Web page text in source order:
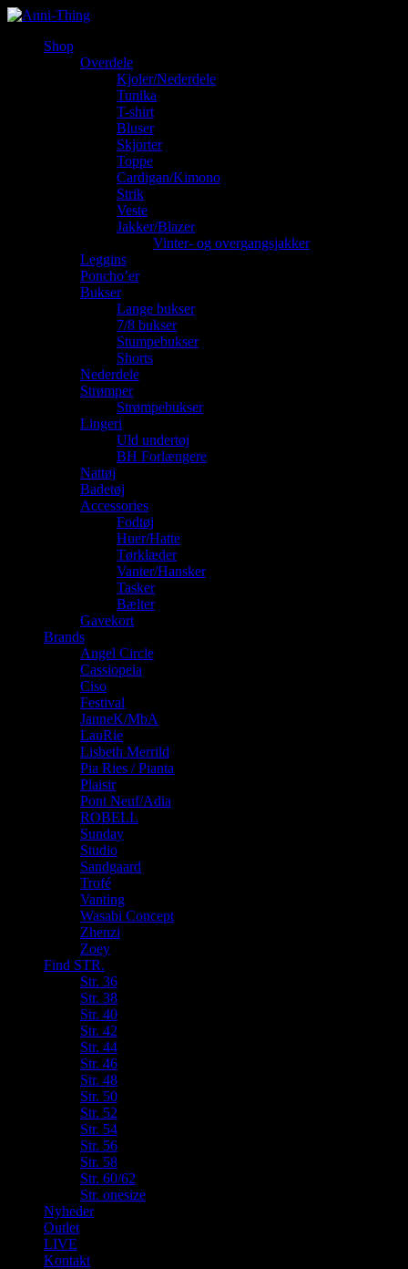
Shop
Overdele
Kjoler/Nederdele
Tunika
T-shirt
Bluser
Skjorter
Toppe
Cardigan/Kimono
Strik
Veste
Jakker/Blazer
Vinter- og overgangsjakker
Leggins
Poncho’er
Bukser
Lange bukser
7/8 bukser
Stumpebukser
Shorts
Nederdele
Strømper
Strømpebukser
Lingeri
Uld undertøj
BH Forlængere
Nattøj
Badetøj
Accessories
Fodtøj
Huer/Hatte
Tørklæder
Vanter/Hansker
Tasker
Bælter
Gavekort
Brands
Angel Circle
Cassiopeia
Ciso
Festival
JanneK/MbA
LauRie
Lisbeth Merrild
Pia Ries / Pianta
Plaisir
Pont Neuf/Adia
ROBELL
Sunday
Studio
Sandgaard
Trofé
Vanting
Wasabi Concept
Zhenzi
Zoey
Find STR.
Str. 36
Str. 38
Str. 40
Str. 42
Str. 44
Str. 46
Str. 48
Str. 50
Str. 52
Str. 54
Str. 56
Str. 58
Str. 60/62
Str. onesize
Nyheder
Outlet
LIVE
Kontakt